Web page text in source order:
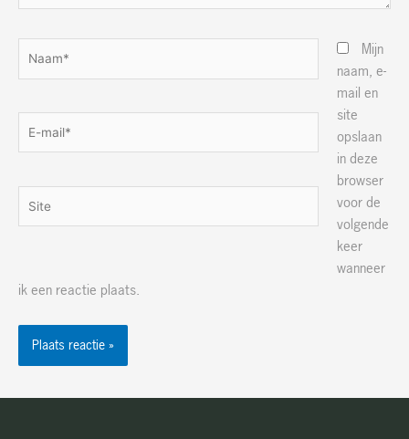
mail*
Mijn
naam, e-
mail en
site
opslaan
in deze
browser
voor de
volgende
keer
wanneer
ik een reactie plaats.